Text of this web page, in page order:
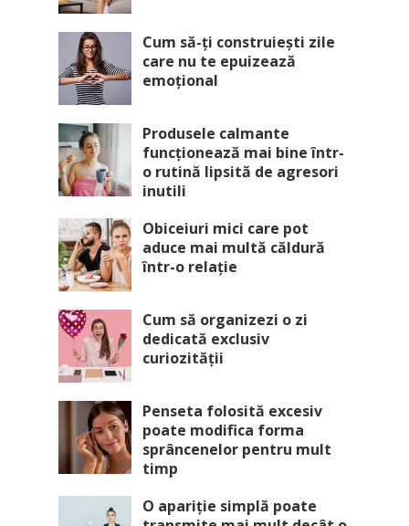
Cum să-ți construiești zile
care nu te epuizează
emoțional
Produsele calmante
funcționează mai bine într-
o rutină lipsită de agresori
inutili
Obiceiuri mici care pot
aduce mai multă căldură
într-o relație
Cum să organizezi o zi
dedicată exclusiv
curiozității
Penseta folosită excesiv
poate modifica forma
sprâncenelor pentru mult
timp
O apariție simplă poate